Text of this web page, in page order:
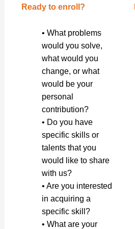
Ready to enroll?
• What problems
would you solve,
what would you
change, or what
would be your
personal
contribution?
• Do you have
specific skills or
talents that you
would like to share
with us?
• Are you interested
in acquiring a
specific skill?
• What are your